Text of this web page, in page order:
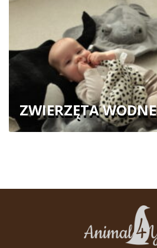
ZWIERZĘTA WODNE